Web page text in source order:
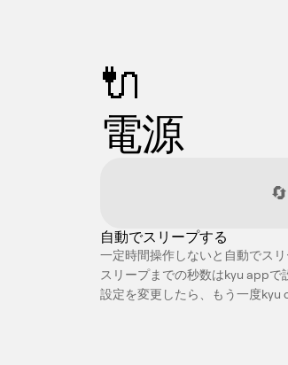
🔌
電源
🔄
自動でスリープする
一定時間操作しないと自動でス
スリープまでの秒数はkyu appで
設定を変更したら、もう一度kyu